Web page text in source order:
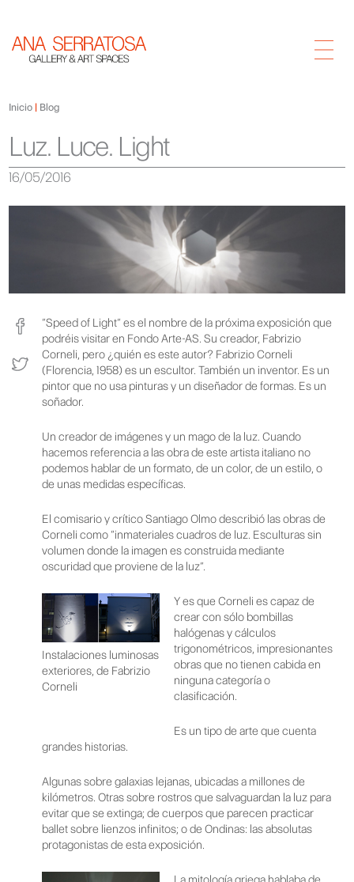
Inicio Blog
Luz. Luce. Light
16/05/2016
“Speed of Light“ es el nombre de la próxima exposición que
podréis visitar en Fondo Arte-AS. Su creador, Fabrizio
Corneli, pero ¿quién es este autor? Fabrizio Corneli
(Florencia, 1958) es un escultor. También un inventor. Es un
pintor que no usa pinturas y un diseñador de formas. Es un
soñador.
Un creador de imágenes y un mago de la luz. Cuando
hacemos referencia a las obra de este artista italiano no
podemos hablar de un formato, de un color, de un estilo, o
de unas medidas específicas.
El comisario y crítico Santiago Olmo describió las obras de
Corneli como “inmateriales cuadros de luz. Esculturas sin
volumen donde la imagen es construida mediante
oscuridad que proviene de la luz“.
Instalaciones luminosas
exteriores, de Fabrizio
Corneli
Y es que Corneli es capaz de
crear con sólo bombillas
halógenas y cálculos
trigonométricos, impresionantes
obras que no tienen cabida en
ninguna categoría o
clasificación.
Es un tipo de arte que cuenta
grandes historias.
Algunas sobre galaxias lejanas, ubicadas a millones de
kilómetros. Otras sobre rostros que salvaguardan la luz para
evitar que se extinga; de cuerpos que parecen practicar
ballet sobre lienzos infinitos; o de Ondinas: las absolutas
protagonistas de esta exposición.